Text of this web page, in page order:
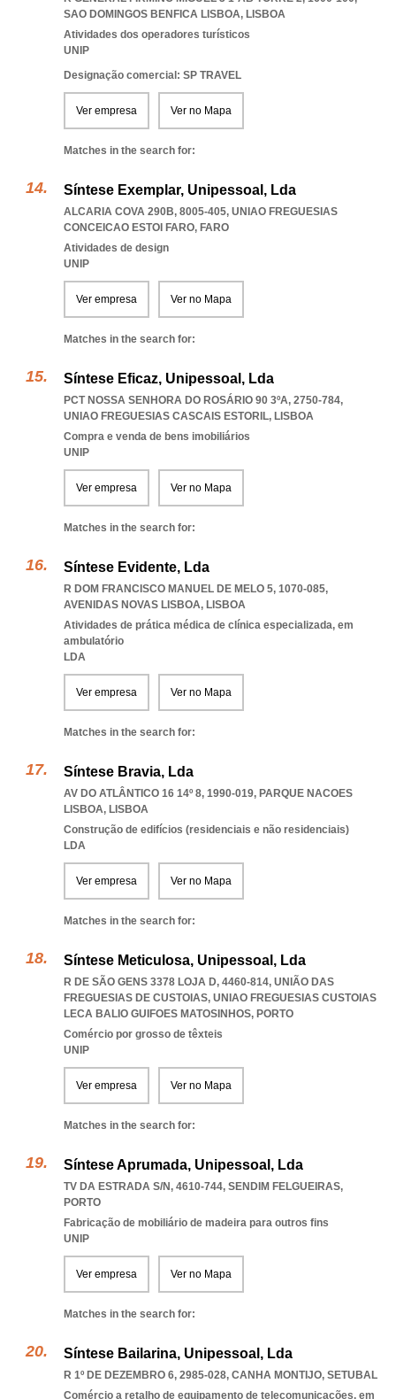
SAO DOMINGOS BENFICA LISBOA, LISBOA
Atividades dos operadores turísticos
UNIP
Designação comercial: SP TRAVEL
Ver empresa Ver no Mapa
Matches in the search for:
Síntese Exemplar, Unipessoal, Lda
ALCARIA COVA 290B, 8005-405, UNIAO FREGUESIAS
CONCEICAO ESTOI FARO, FARO
Atividades de design
UNIP
Ver empresa Ver no Mapa
Matches in the search for:
Síntese Eficaz, Unipessoal, Lda
PCT NOSSA SENHORA DO ROSÁRIO 90 3ºA, 2750-784,
UNIAO FREGUESIAS CASCAIS ESTORIL, LISBOA
Compra e venda de bens imobiliários
UNIP
Ver empresa Ver no Mapa
Matches in the search for:
Síntese Evidente, Lda
R DOM FRANCISCO MANUEL DE MELO 5, 1070-085,
AVENIDAS NOVAS LISBOA, LISBOA
Atividades de prática médica de clínica especializada, em
ambulatório
LDA
Ver empresa Ver no Mapa
Matches in the search for:
Síntese Bravia, Lda
AV DO ATLÂNTICO 16 14º 8, 1990-019, PARQUE NACOES
LISBOA, LISBOA
Construção de edifícios (residenciais e não residenciais)
LDA
Ver empresa Ver no Mapa
Matches in the search for:
Síntese Meticulosa, Unipessoal, Lda
R DE SÃO GENS 3378 LOJA D, 4460-814, UNIÃO DAS
FREGUESIAS DE CUSTOIAS, UNIAO FREGUESIAS CUSTOIAS
LECA BALIO GUIFOES MATOSINHOS, PORTO
Comércio por grosso de têxteis
UNIP
Ver empresa Ver no Mapa
Matches in the search for:
Síntese Aprumada, Unipessoal, Lda
TV DA ESTRADA S/N, 4610-744, SENDIM FELGUEIRAS,
PORTO
Fabricação de mobiliário de madeira para outros fins
UNIP
Ver empresa Ver no Mapa
Matches in the search for:
Síntese Bailarina, Unipessoal, Lda
R 1º DE DEZEMBRO 6, 2985-028, CANHA MONTIJO, SETUBAL
Comércio a retalho de equipamento de telecomunicações, em